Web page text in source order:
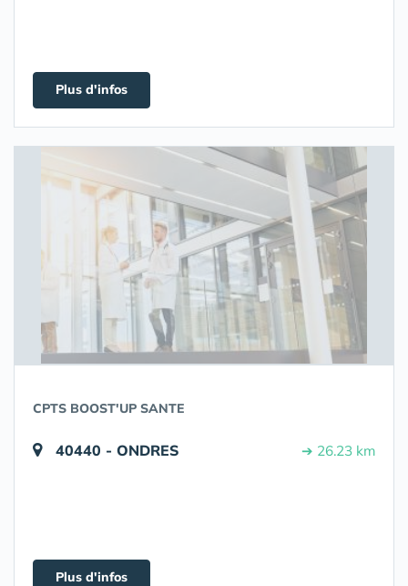
Plus d'infos
CPTS BOOST'UP SANTE
40440 - ONDRES ➔ 26.23 km
Plus d'infos